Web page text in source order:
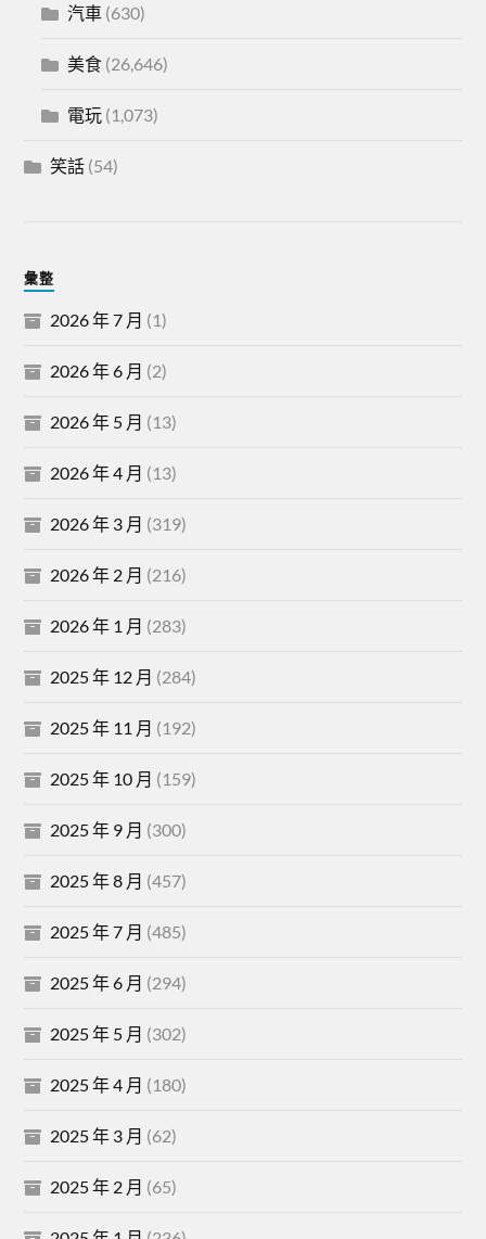
汽車 (630)
美食 (26,646)
電玩 (1,073)
笑話 (54)
彙整
2026 年 7 月 (1)
2026 年 6 月 (2)
2026 年 5 月 (13)
2026 年 4 月 (13)
2026 年 3 月 (319)
2026 年 2 月 (216)
2026 年 1 月 (283)
2025 年 12 月 (284)
2025 年 11 月 (192)
2025 年 10 月 (159)
2025 年 9 月 (300)
2025 年 8 月 (457)
2025 年 7 月 (485)
2025 年 6 月 (294)
2025 年 5 月 (302)
2025 年 4 月 (180)
2025 年 3 月 (62)
2025 年 2 月 (65)